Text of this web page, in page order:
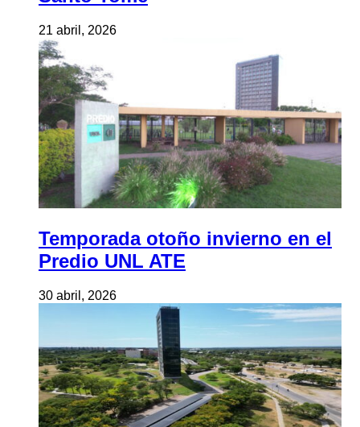
21 abril, 2026
Temporada otoño invierno en el
Predio UNL ATE
30 abril, 2026